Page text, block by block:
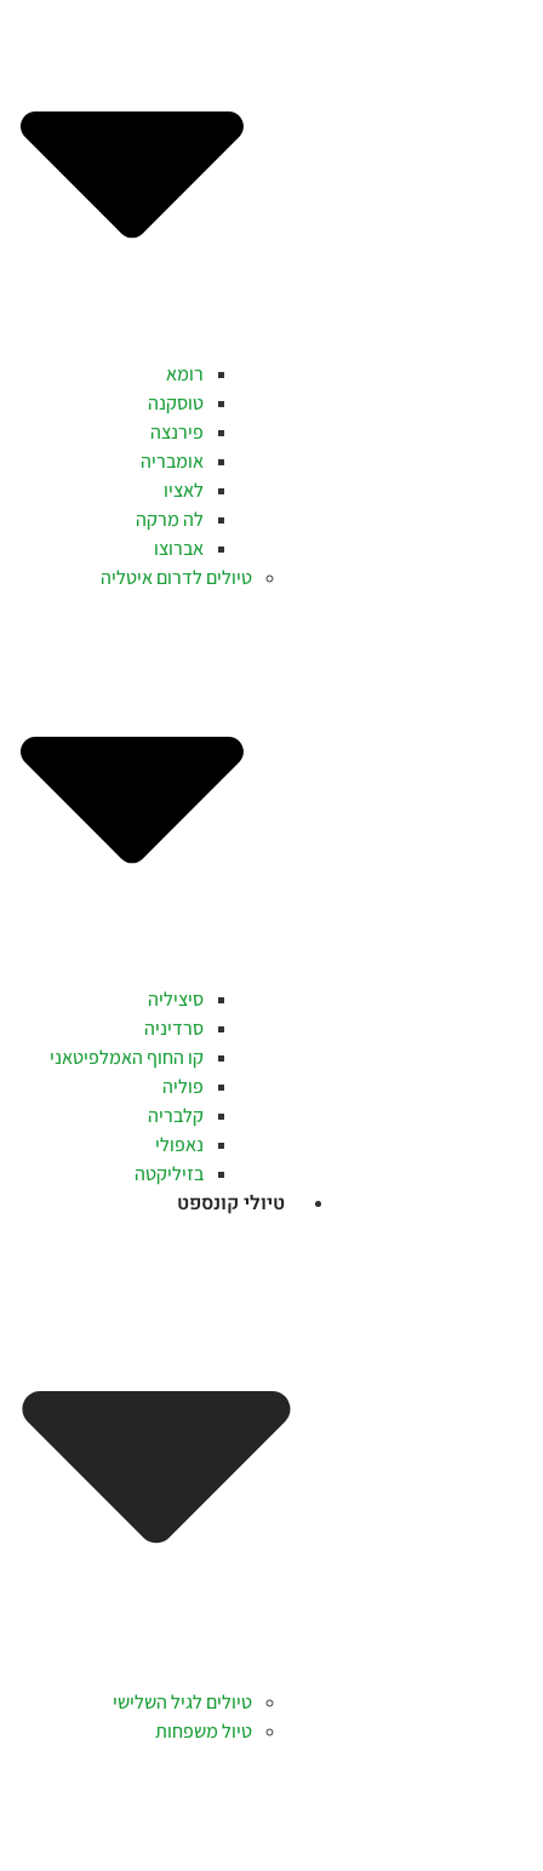
רומא
טוסקנה
פירנצה
אומבריה
לאציו
לה מרקה
אברוצו
טיולים לדרום איטליה
סיציליה
סרדיניה
קו החוף האמלפיטאני
פוליה
קלבריה
נאפולי
בזיליקטה
טיולי קונספט
טיולים לגיל השלישי
טיול משפחות